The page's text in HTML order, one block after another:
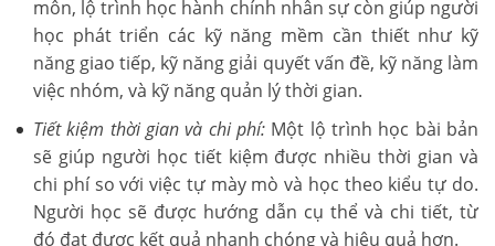
môn, lộ trình học hành chính nhân sự còn giúp người
học phát triển các kỹ năng mềm cần thiết như kỹ
năng giao tiếp, kỹ năng giải quyết vấn đề, kỹ năng làm
việc nhóm, và kỹ năng quản lý thời gian.
Tiết kiệm thời gian và chi phí: Một lộ trình học bài bản
sẽ giúp người học tiết kiệm được nhiều thời gian và
chi phí so với việc tự mày mò và học theo kiểu tự do.
Người học sẽ được hướng dẫn cụ thể và chi tiết, từ
đó đạt được kết quả nhanh chóng và hiệu quả hơn.